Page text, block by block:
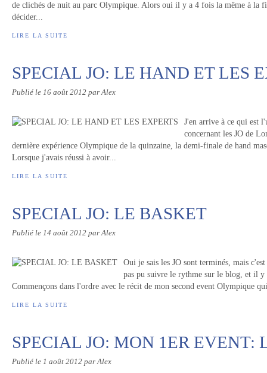
de clichés de nuit au parc Olympique. Alors oui il y a 4 fois la même à la
décider...
LIRE LA SUITE
SPECIAL JO: LE HAND ET LES
Publié le 16 août 2012 par Alex
J'en arrive à ce qui est
concernant les JO de
dernière expérience Olympique de la quinzaine, la demi-finale de hand
Lorsque j'avais réussi à avoir...
LIRE LA SUITE
SPECIAL JO: LE BASKET
Publié le 14 août 2012 par Alex
Oui je sais les JO sont terminés, mais
pas pu suivre le rythme sur le blog, et il y
Commençons dans l'ordre avec le récit de mon second event Olympique
LIRE LA SUITE
SPECIAL JO: MON 1ER EVENT:
Publié le 1 août 2012 par Alex